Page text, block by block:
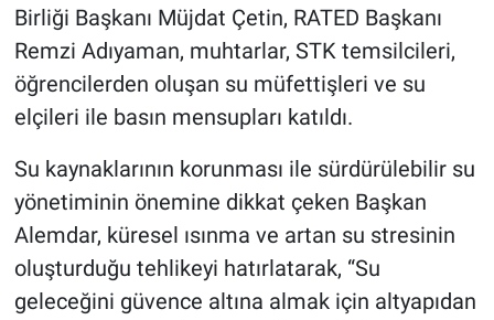
Birliği Başkanı Müjdat Çetin, RATED Başkanı
Remzi Adıyaman, muhtarlar, STK temsilcileri,
öğrencilerden oluşan su müfettişleri ve su
elçileri ile basın mensupları katıldı.
Su kaynaklarının korunması ile sürdürülebilir su
yönetiminin önemine dikkat çeken Başkan
Alemdar, küresel ısınma ve artan su stresinin
oluşturduğu tehlikeyi hatırlatarak, “Su
geleceğini güvence altına almak için altyapıdan